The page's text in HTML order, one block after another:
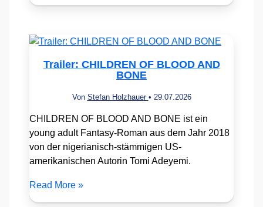
Trailer: CHILDREN OF BLOOD AND
BONE
Von Stefan Holzhauer • 29.07.2026
CHILDREN OF BLOOD AND BONE ist ein
young adult Fantasy-Roman aus dem Jahr 2018
von der nigerianisch-stämmigen US-
amerikanischen Autorin Tomi Adeyemi.
Read More »